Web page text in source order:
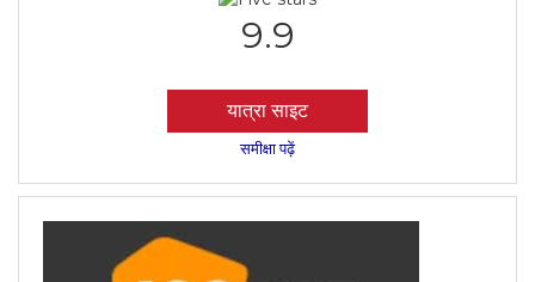
9.9
यात्रा साइट
समीक्षा पढ़ें